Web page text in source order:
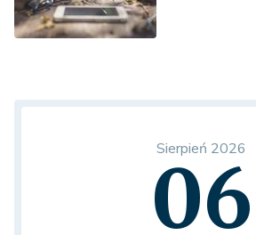
Sierpień 2026
06